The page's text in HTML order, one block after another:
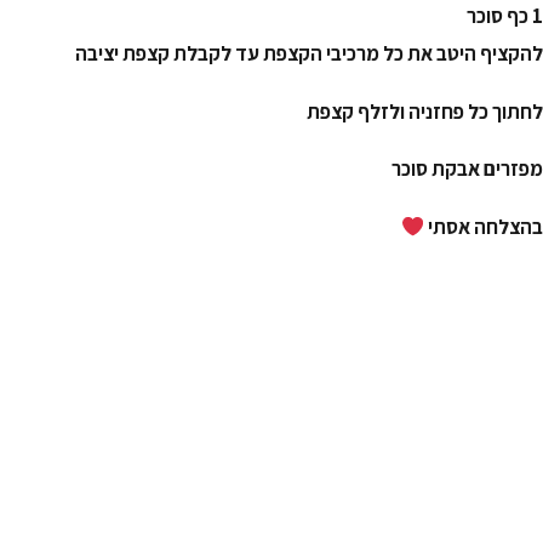
1 כף סוכר
להקציף היטב את כל מרכיבי הקצפת עד לקבלת קצפת יציבה
לחתוך כל פחזניה ולזלף קצפת
מפזרים אבקת סוכר
בהצלחה אסתי